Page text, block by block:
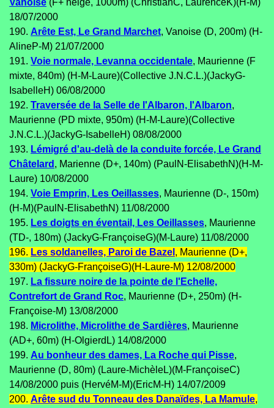
Vanoise (F+ neige, 1000m) (ChristianC, LaurenceK)(H-M)
18/07/2000
190. Arête Est, Le Grand Marchet, Vanoise (D, 200m) (H-
AlineP-M) 21/07/2000
191. Voie normale, Levanna occidentale, Maurienne (F
mixte, 840m) (H-M-Laure)(Collective J.N.C.L.)(JackyG-
IsabelleH) 06/08/2000
192. Traversée de la Selle de l'Albaron, l'Albaron,
Maurienne (PD mixte, 950m) (H-M-Laure)(Collective
J.N.C.L.)(JackyG-IsabelleH) 08/08/2000
193. Lémigré d'au-delà de la conduite forcée, Le Grand
Châtelard , Marienne (D+, 140m) (PaulN-ElisabethN)(H-M-
Laure) 10/08/2000
194. Voie Emprin, Les Oeillasses, Maurienne (D-, 150m)
(H-M)(PaulN-ElisabethN) 11/08/2000
195. Les doigts en éventail, Les Oeillasses, Maurienne
(TD-, 180m) (JackyG-FrançoiseG)(M-Laure) 11/08/2000
196. Les soldanelles, Paroi de Bazel , Maurienne (D+,
330m) (JackyG-FrançoiseG)(H-Laure-M) 12/08/2000
197. La fissure noire de la pointe de l'Echelle,
Contrefort de Grand Roc, Maurienne (D+, 250m) (H-
Françoise-M) 13/08/2000
198. Microlithe, Microlithe de Sardières, Maurienne
(AD+, 60m) (H-OlgierdL) 14/08/2000
199. Au bonheur des dames, La Roche qui Pisse,
Maurienne (D, 80m) (Laure-MichèleL)(M-FrançoiseC)
14/08/2000 puis (HervéM-M)(EricM-H) 14/07/2009
200. Arête sud du Tonneau des Danaïdes, La Mamule,